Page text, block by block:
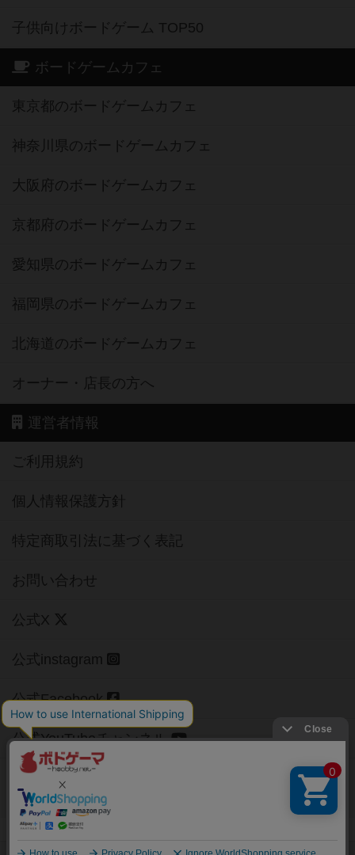
子供向けボードゲーム TOP50
ボードゲームカフェ
東京都のボードゲームカフェ
神奈川県のボードゲームカフェ
大阪府のボードゲームカフェ
京都府のボードゲームカフェ
愛知県のボードゲームカフェ
福岡県のボードゲームカフェ
北海道のボードゲームカフェ
オーナー・店長の方へ
運営者情報
ご利用規約
個人情報保護方針
特定商取引法に基づく表記
お問い合わせ
公式X
公式instagram
公式Facebook
公式YouTubeチャンネル